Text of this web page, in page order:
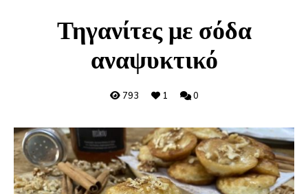
Τηγανίτες με σόδα
αναψυκτικό
793 1 0